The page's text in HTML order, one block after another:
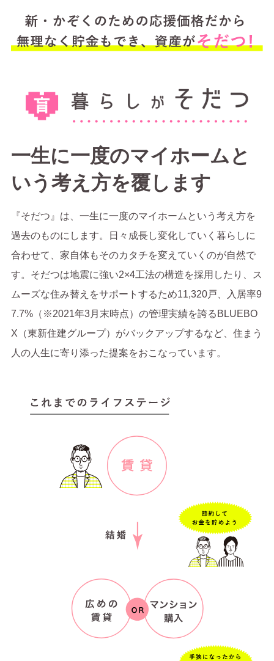
一生に一度のマイホームと
いう考え方を覆します
『そだつ』は、一生に一度のマイホームという考え方を
過去のものにします。日々成長し変化していく暮らしに
合わせて、家自体もそのカタチを変えていくのが自然で
す。そだつは地震に強い2×4工法の構造を採用したり、ス
ムーズな住み替えをサポートするため11,320戸、入居率9
7.7%（※2021年3月末時点）の管理実績を誇るBLUEBO
X（東新住建グループ）がバックアップするなど、住まう
人の人生に寄り添った提案をおこなっています。